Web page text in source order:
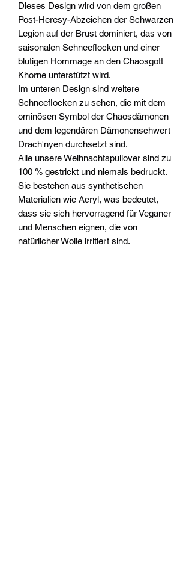
Dieses Design wird von dem großen
Post-Heresy-Abzeichen der Schwarzen
Legion auf der Brust dominiert, das von
saisonalen Schneeflocken und einer
blutigen Hommage an den Chaosgott
Khorne unterstützt wird.
Im unteren Design sind weitere
Schneeflocken zu sehen, die mit dem
ominösen Symbol der Chaosdämonen
und dem legendären Dämonenschwert
Drach'nyen durchsetzt sind.
Alle unsere Weihnachtspullover sind zu
100 % gestrickt und niemals bedruckt.
Sie bestehen aus synthetischen
Materialien wie Acryl, was bedeutet,
dass sie sich hervorragend für Veganer
und Menschen eignen, die von
natürlicher Wolle irritiert sind.